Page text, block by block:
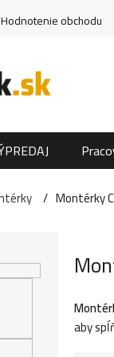
Hodnotenie obchodu
Montérky
aby